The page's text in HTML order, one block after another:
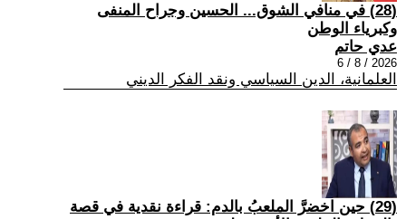
(28) في منافي الشوق... الحسين وجراح المنفى
وكبرياء الوطن
عدي حاتم
2026 / 8 / 6
العلمانية، الدين السياسي ونقد الفكر الديني
(29) حين اخضرَّ الملعبُ بالدم: قراءة نقدية في قصة